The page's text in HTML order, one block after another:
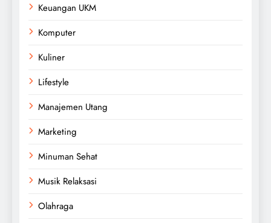
Keuangan UKM
Komputer
Kuliner
Lifestyle
Manajemen Utang
Marketing
Minuman Sehat
Musik Relaksasi
Olahraga